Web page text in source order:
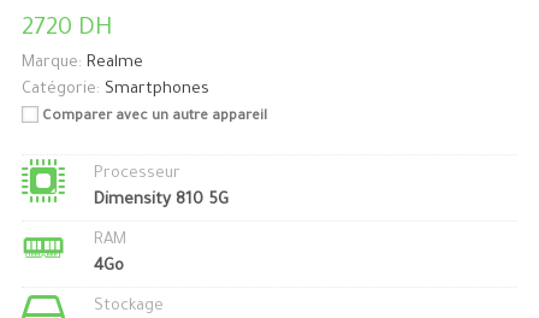
2720 DH
Marque: Realme
Catégorie: Smartphones
Comparer avec un autre appareil
Processeur
Dimensity 810 5G
RAM
4Go
Stockage